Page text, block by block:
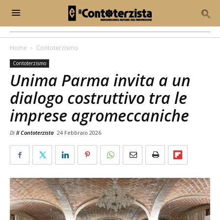
Home Contoterzismo
Contoterzismo
Unima Parma invita a un
dialogo costruttivo tra le
imprese agromeccaniche
Di Il Contoterzista 24 Febbraio 2026